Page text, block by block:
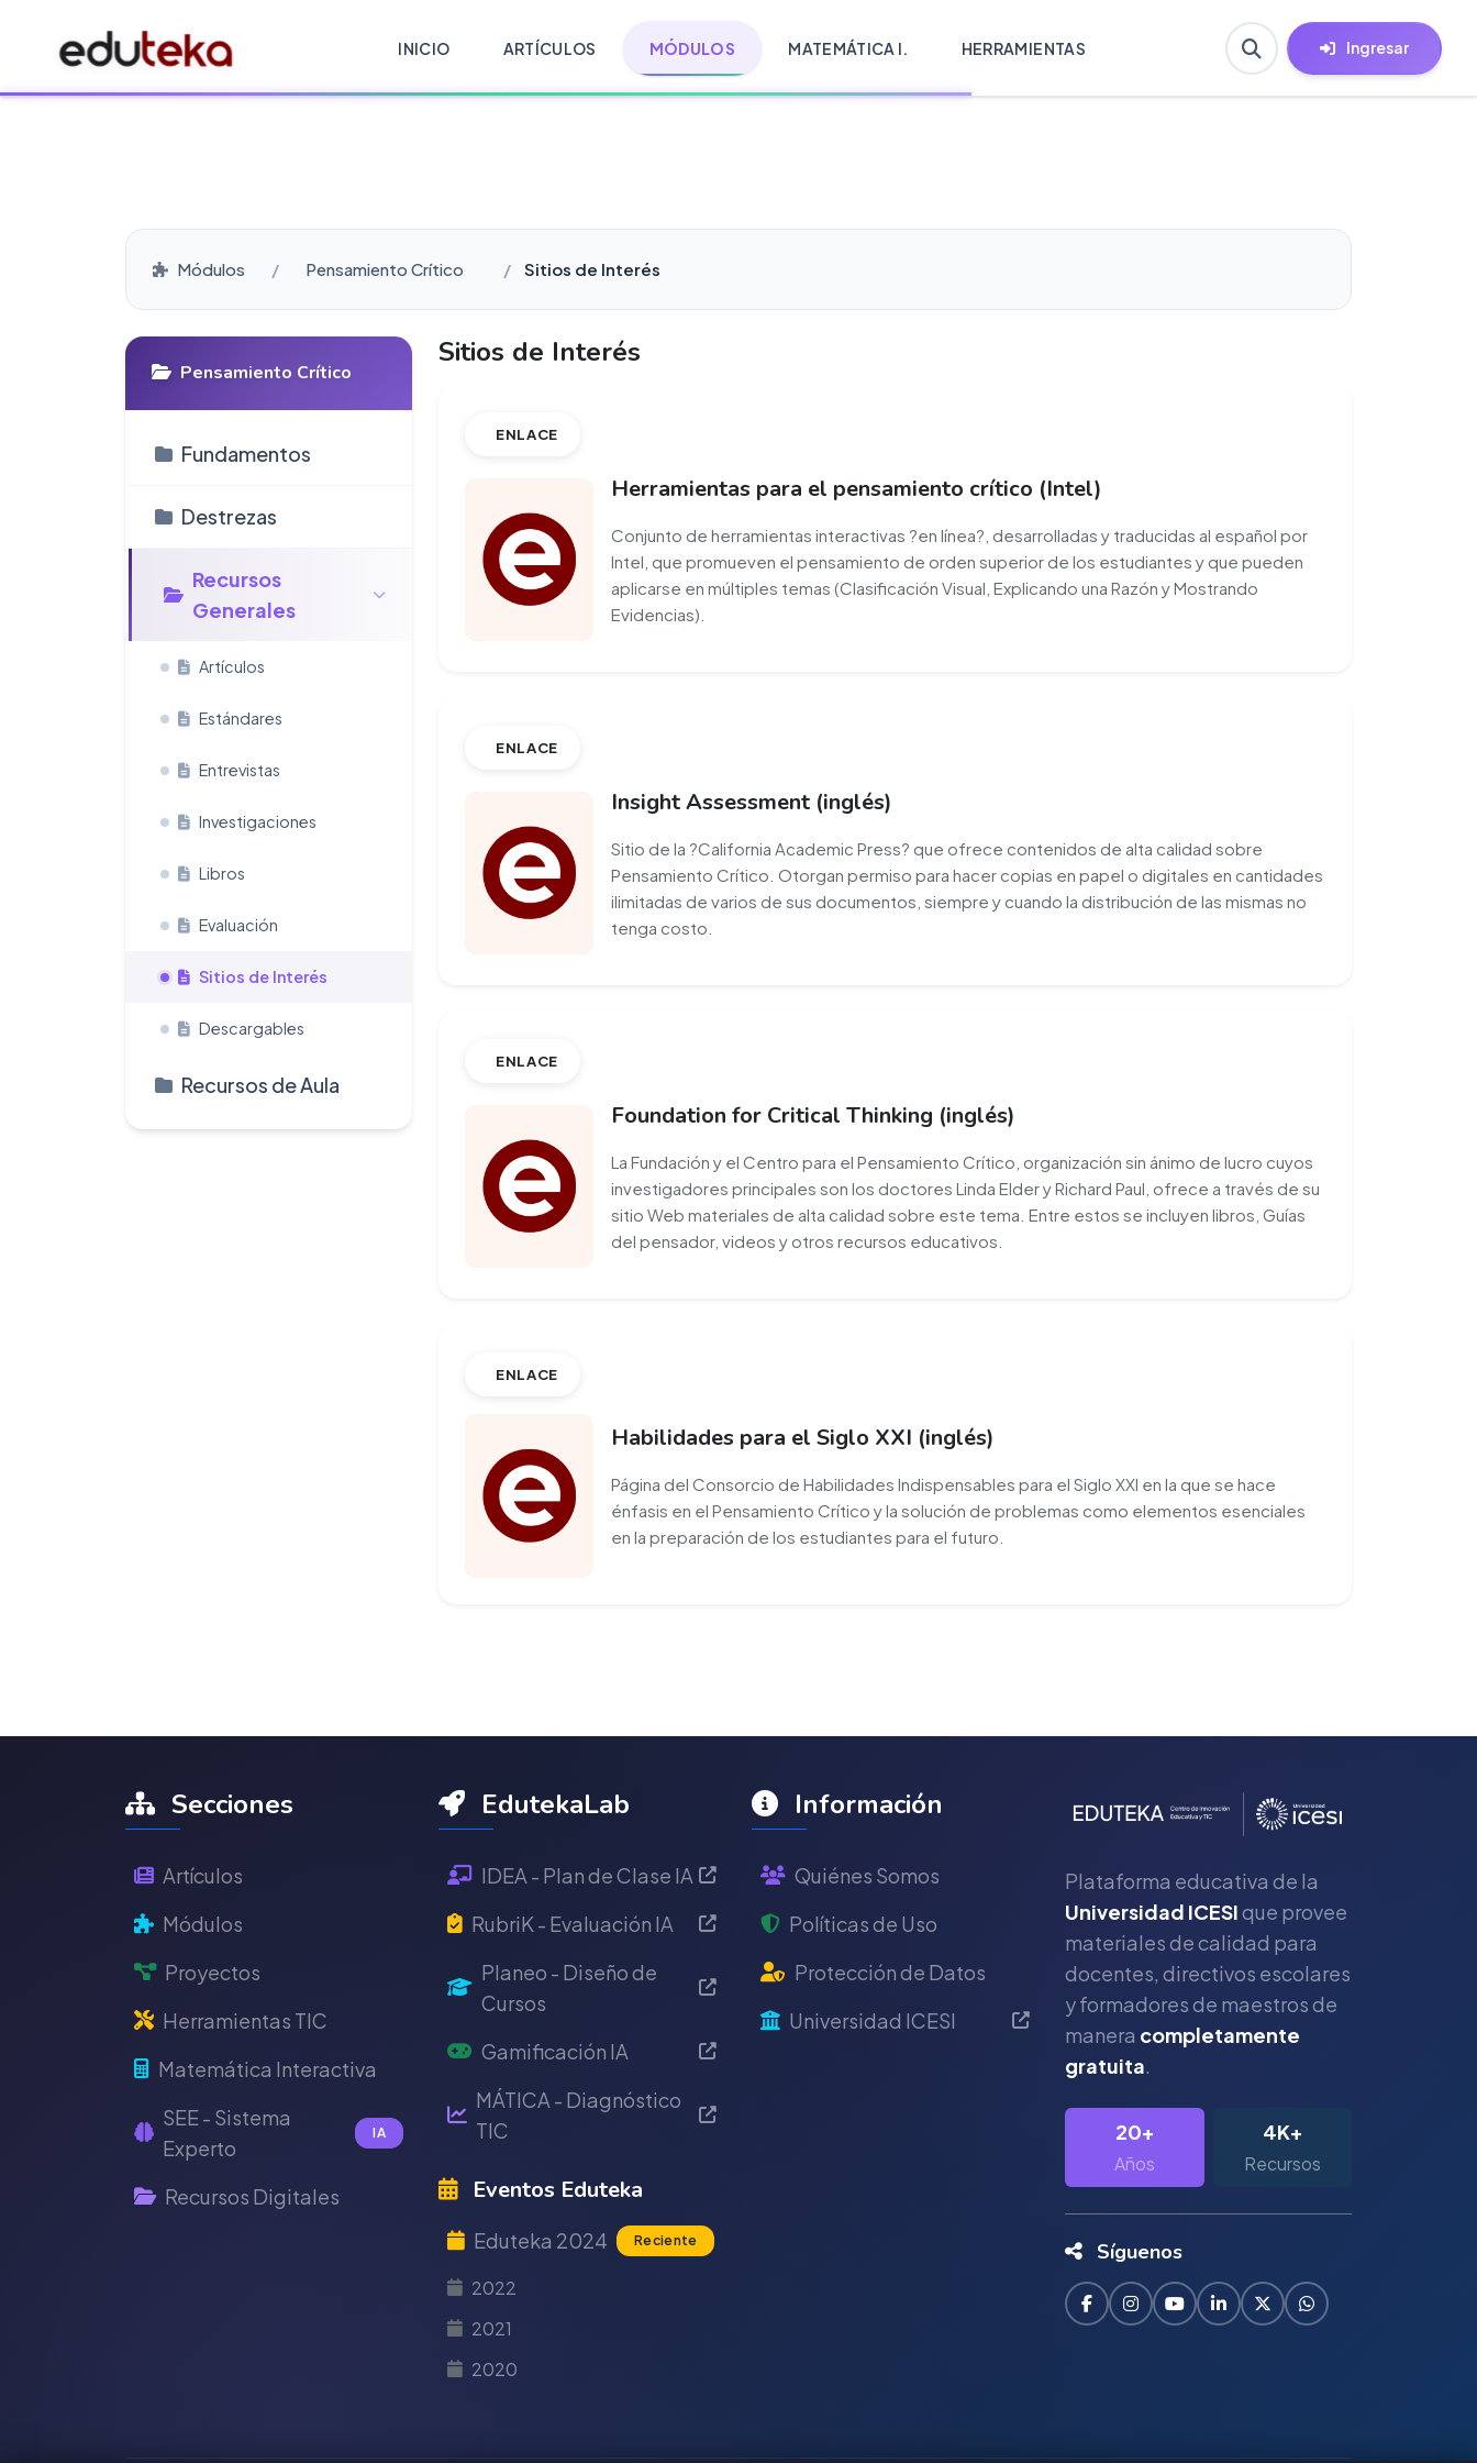
INICIO ARTÍCULOS MÓDULOS MATEMÁTICA I. HERRAMIENTAS Ingresar
Módulos Pensamiento Crítico Sitios de Interés
Pensamiento Crítico
Fundamentos
Destrezas
Recursos
Generales
Artículos
Estándares
Entrevistas
Investigaciones
Libros
Evaluación
Sitios de Interés
Descargables
Recursos de Aula
Sitios de Interés
ENLACE
Herramientas para el pensamiento crítico (Intel)
Conjunto de herramientas interactivas ?en línea?, desarrolladas y traducidas al español por
Intel, que promueven el pensamiento de orden superior de los estudiantes y que pueden
aplicarse en múltiples temas (Clasificación Visual, Explicando una Razón y Mostrando
Evidencias).
ENLACE
Insight Assessment (inglés)
Sitio de la ?California Academic Press? que ofrece contenidos de alta calidad sobre
Pensamiento Crítico. Otorgan permiso para hacer copias en papel o digitales en cantidades
ilimitadas de varios de sus documentos, siempre y cuando la distribución de las mismas no
tenga costo.
ENLACE
Foundation for Critical Thinking (inglés)
La Fundación y el Centro para el Pensamiento Crítico, organización sin ánimo de lucro cuyos
investigadores principales son los doctores Linda Elder y Richard Paul, ofrece a través de su
sitio Web materiales de alta calidad sobre este tema. Entre estos se incluyen libros, Guías
del pensador, videos y otros recursos educativos.
ENLACE
Habilidades para el Siglo XXI (inglés)
Página del Consorcio de Habilidades Indispensables para el Siglo XXl en la que se hace
énfasis en el Pensamiento Crítico y la solución de problemas como elementos esenciales
en la preparación de los estudiantes para el futuro.
Secciones
Artículos
Módulos
Proyectos
Herramientas TIC
Matemática Interactiva
SEE - Sistema
Experto
IA
Recursos Digitales
EdutekaLab
IDEA - Plan de Clase IA
RubriK - Evaluación IA
Planeo - Diseño de
Cursos
Gamificación IA
MÁTICA - Diagnóstico
TIC
Eventos Eduteka
Eduteka 2024 Reciente
2022
2021
2020
Información
Quiénes Somos
Políticas de Uso
Protección de Datos
Universidad ICESI
Plataforma educativa de la
Universidad ICESIque provee
materiales de calidad para
docentes, directivos escolares
y formadores de maestros de
manera completamente
gratuita
20+
Años
4K+
Recursos
Síguenos